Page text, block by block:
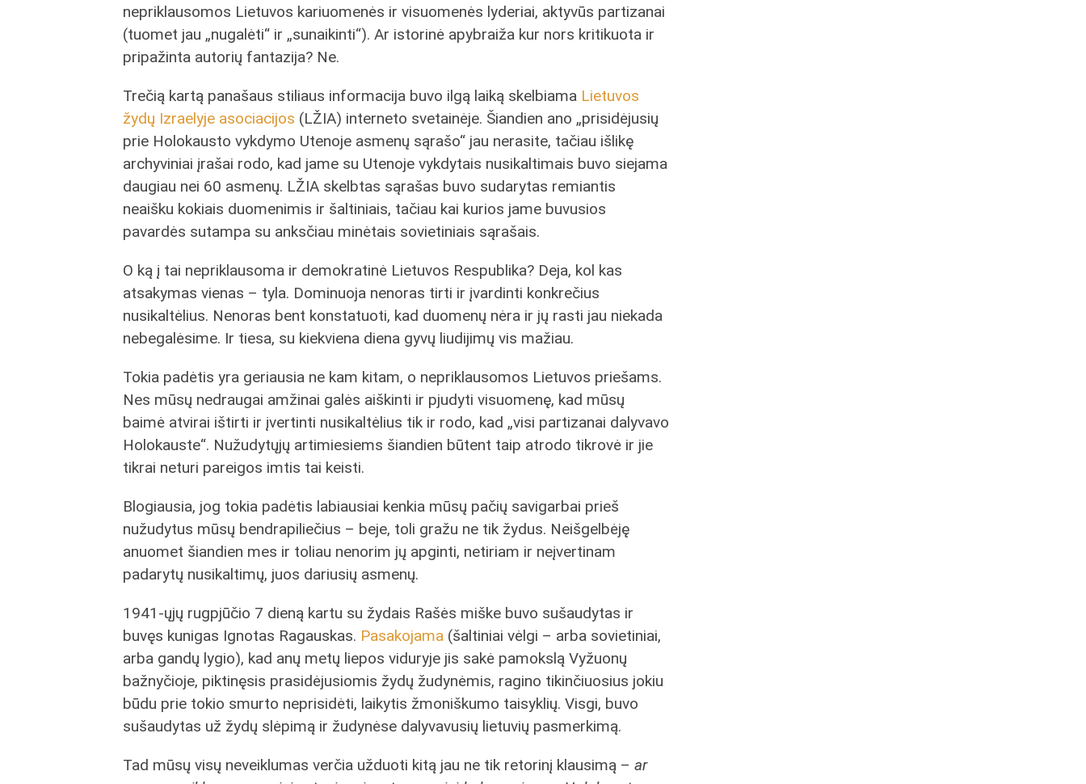
nepriklausomos Lietuvos kariuomenės ir visuomenės lyderiai, aktyvūs partizanai
(tuomet jau „nugalėti“ ir „sunaikinti“). Ar istorinė apybraiža kur nors kritikuota ir
pripažinta autorių fantazija? Ne.
Trečią kartą panašaus stiliaus informacija buvo ilgą laiką skelbiama Lietuvos
žydų Izraelyje asociacijos (LŽIA) interneto svetainėje. Šiandien ano „prisidėjusių
prie Holokausto vykdymo Utenoje asmenų sąrašo“ jau nerasite, tačiau išlikę
archyviniai įrašai rodo, kad jame su Utenoje vykdytais nusikaltimais buvo siejama
daugiau nei 60 asmenų. LŽIA skelbtas sąrašas buvo sudarytas remiantis
neaišku kokiais duomenimis ir šaltiniais, tačiau kai kurios jame buvusios
pavardės sutampa su anksčiau minėtais sovietiniais sąrašais.
O ką į tai nepriklausoma ir demokratinė Lietuvos Respublika? Deja, kol kas
atsakymas vienas – tyla. Dominuoja nenoras tirti ir įvardinti konkrečius
nusikaltėlius. Nenoras bent konstatuoti, kad duomenų nėra ir jų rasti jau niekada
nebegalėsime. Ir tiesa, su kiekviena diena gyvų liudijimų vis mažiau.
Tokia padėtis yra geriausia ne kam kitam, o nepriklausomos Lietuvos priešams.
Nes mūsų nedraugai amžinai galės aiškinti ir pjudyti visuomenę, kad mūsų
baimė atvirai ištirti ir įvertinti nusikaltėlius tik ir rodo, kad „visi partizanai dalyvavo
Holokauste“. Nužudytųjų artimiesiems šiandien būtent taip atrodo tikrovė ir jie
tikrai neturi pareigos imtis tai keisti.
Blogiausia, jog tokia padėtis labiausiai kenkia mūsų pačių savigarbai prieš
nužudytus mūsų bendrapiliečius – beje, toli gražu ne tik žydus. Neišgelbėję
anuomet šiandien mes ir toliau nenorim jų apginti, netiriam ir neįvertinam
padarytų nusikaltimų, juos dariusių asmenų.
1941-ųjų rugpjūčio 7 dieną kartu su žydais Rašės miške buvo sušaudytas ir
buvęs kunigas Ignotas Ragauskas. Pasakojama (šaltiniai vėlgi – arba sovietiniai,
arba gandų lygio), kad anų metų liepos viduryje jis sakė pamokslą Vyžuonų
bažnyčioje, piktinęsis prasidėjusiomis žydų žudynėmis, ragino tikinčiuosius jokiu
būdu prie tokio smurto neprisidėti, laikytis žmoniškumo taisyklių. Visgi, buvo
sušaudytas už žydų slėpimą ir žudynėse dalyvavusių lietuvių pasmerkimą.
Tad mūsų visų neveiklumas verčia užduoti kitą jau ne tik retorinį klausimą – ar